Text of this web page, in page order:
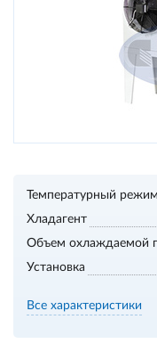
Температурный
Хладагент
Объем охлаждаемой
Установка
Все характеристики